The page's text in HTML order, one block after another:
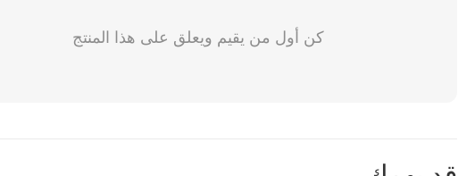
كن أول من يقيم ويعلق على هذا المنتج